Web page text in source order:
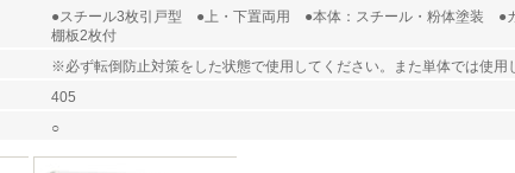
●スチール3枚引戸型 ●上・下置両用 ●本体：スチール・粉体塗装
棚板2枚付
※必ず転倒防止対策をした状態で使用してください。また単体では使用
405
○